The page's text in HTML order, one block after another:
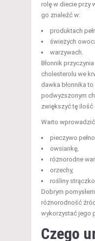
rolę w diecie przy
go znaleźć w:
produktach
świeżych
warzywach.
Błonnik
cholesterolu we
dawka błonnika to
podwyższonym
zwiększyć tę ilość
Warto
pieczywo
owsiankę,
różnorodne
orzechy,
rośliny
Dobrym
różnorodność
wykorzystać jego
Czego